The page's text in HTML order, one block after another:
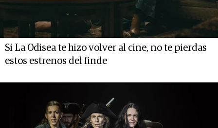
Si La Odisea te hizo volver al cine, no te pierdas
estos estrenos del finde